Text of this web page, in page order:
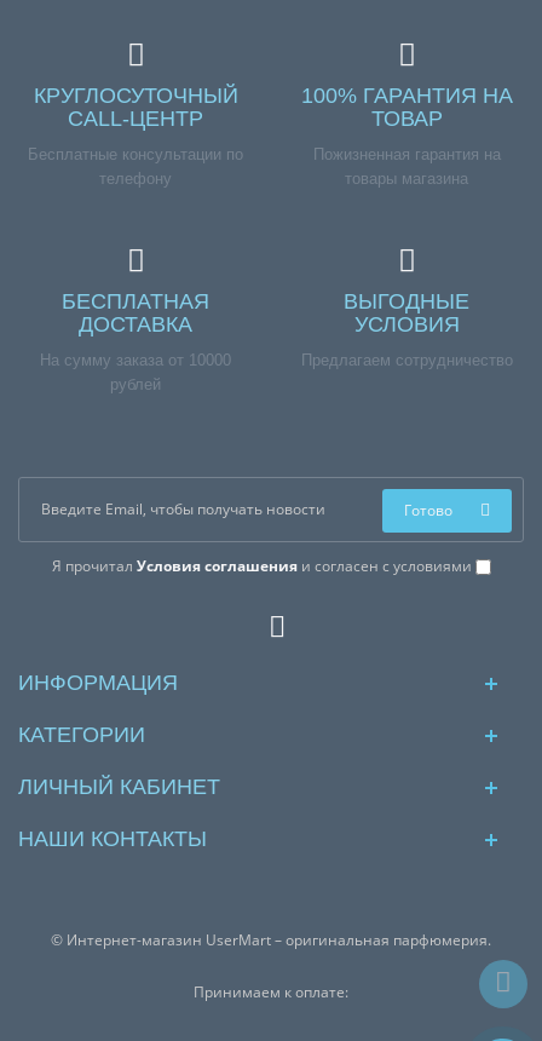
КРУГЛОСУТОЧНЫЙ
CALL-ЦЕНТР
Бесплатные консультации по
телефону
100% ГАРАНТИЯ НА
ТОВАР
Пожизненная гарантия на
товары магазина
БЕСПЛАТНАЯ
ДОСТАВКА
На сумму заказа от 10000
рублей
ВЫГОДНЫЕ
УСЛОВИЯ
Предлагаем сотрудничество
Я прочитал Условия соглашенияи согласен с условиями
Готово
ИНФОРМАЦИЯ
КАТЕГОРИИ
ЛИЧНЫЙ КАБИНЕТ
НАШИ КОНТАКТЫ
© Интернет-магазин UserMart – оригинальная парфюмерия.
Принимаем к оплате: